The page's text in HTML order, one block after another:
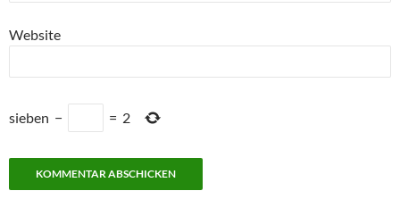
Website
sieben − = 2